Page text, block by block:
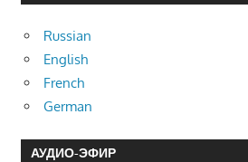
Russian
English
French
German
АУДИО-ЭФИР